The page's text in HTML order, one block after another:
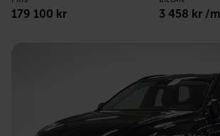
179 100 kr 3 458 kr /